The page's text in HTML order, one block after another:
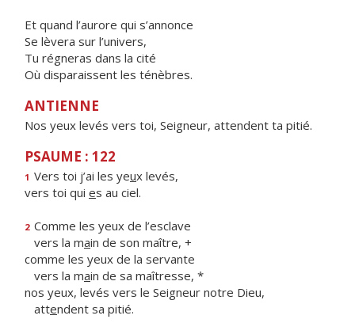
Et quand l’aurore qui s’annonce
Se lèvera sur l’univers,
Tu régneras dans la cité
Où disparaissent les ténèbres.
ANTIENNE
Nos yeux levés vers toi, Seigneur, attendent ta pitié.
PSAUME : 122
1 Vers toi j’ai les yeux levés,
vers toi qui es au ciel.
2 Comme les yeux de l’esclave
vers la main de son maître, +
comme les yeux de la servante
vers la main de sa maîtresse, *
nos yeux, levés vers le Seigneur notre Dieu,
attendent sa pitié.